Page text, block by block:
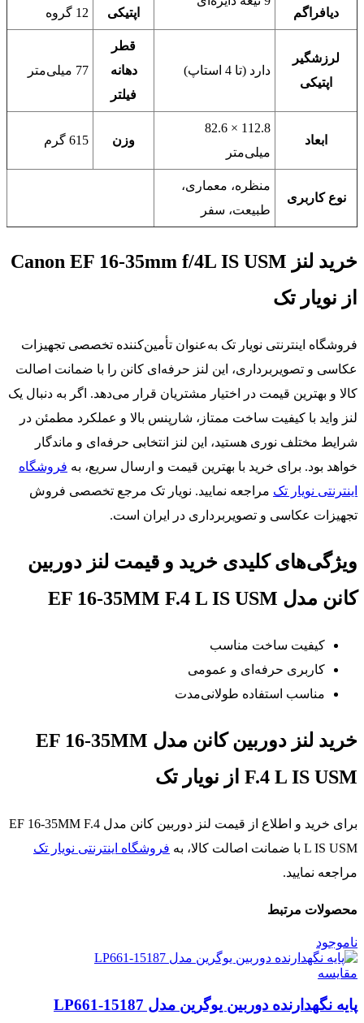
دیافراگم
اپتیکی
12 گروه
لرزشگیر
اپتیکی
دارد (تا 4 استاپ)
قطر
دهانه
فیلتر
77 میلی‌متر
ابعاد
112.8 × 82.6
میلی‌متر
وزن 615 گرم
نوع کاربری
منظره، معماری،
طبیعت، سفر
خرید لنز Canon EF 16-35mm f/4L IS USM
از نویار تک
فروشگاه اینترنتی نویار تک به‌عنوان تأمین‌کننده تخصصی تجهیزات
عکاسی و تصویربرداری، این لنز حرفه‌ای کانن را با ضمانت اصالت
کالا و بهترین قیمت در اختیار مشتریان قرار می‌دهد. اگر به دنبال یک
لنز واید با کیفیت ساخت ممتاز، شارپنس بالا و عملکرد مطمئن در
شرایط مختلف نوری هستید، این لنز انتخابی حرفه‌ای و ماندگار
خواهد بود. برای خرید با بهترین قیمت و ارسال سریع، به فروشگاه
اینترنتی نویار تک مراجعه نمایید. نویار تک مرجع تخصصی فروش
تجهیزات عکاسی و تصویربرداری در ایران است.
ویژگی‌های کلیدی خرید و قیمت لنز دوربین
کانن مدل EF 16-35MM F.4 L IS USM
کیفیت ساخت مناسب
کاربری حرفه‌ای و عمومی
مناسب استفاده طولانی‌مدت
خرید لنز دوربین کانن مدل EF 16-35MM
F.4 L IS USM از نویار تک
برای خرید و اطلاع از قیمت لنز دوربین کانن مدل EF 16-35MM F.4
L IS USM با ضمانت اصالت کالا، به
فروشگاه اینترنتی نویار تک
مراجعه نمایید.
محصولات مرتبط
ناموجود
مقایسه
پایه نگهدارنده دوربین یوگرین مدل LP661-15187